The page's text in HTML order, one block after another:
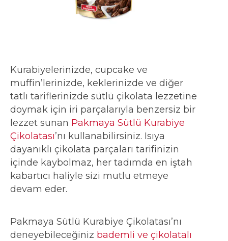
Kurabiyelerinizde, cupcake ve
muffin’lerinizde, keklerinizde ve diğer
tatlı tariflerinizde sütlü çikolata lezzetine
doymak için iri parçalarıyla benzersiz bir
lezzet sunan Pakmaya Sütlü Kurabiye
Çikolatası’nı kullanabilirsiniz. Isıya
dayanıklı çikolata parçaları tarifinizin
içinde kaybolmaz, her tadımda en iştah
kabartıcı haliyle sizi mutlu etmeye
devam eder.
Pakmaya Sütlü Kurabiye Çikolatası’nı
deneyebileceğiniz bademli ve çikolatalı